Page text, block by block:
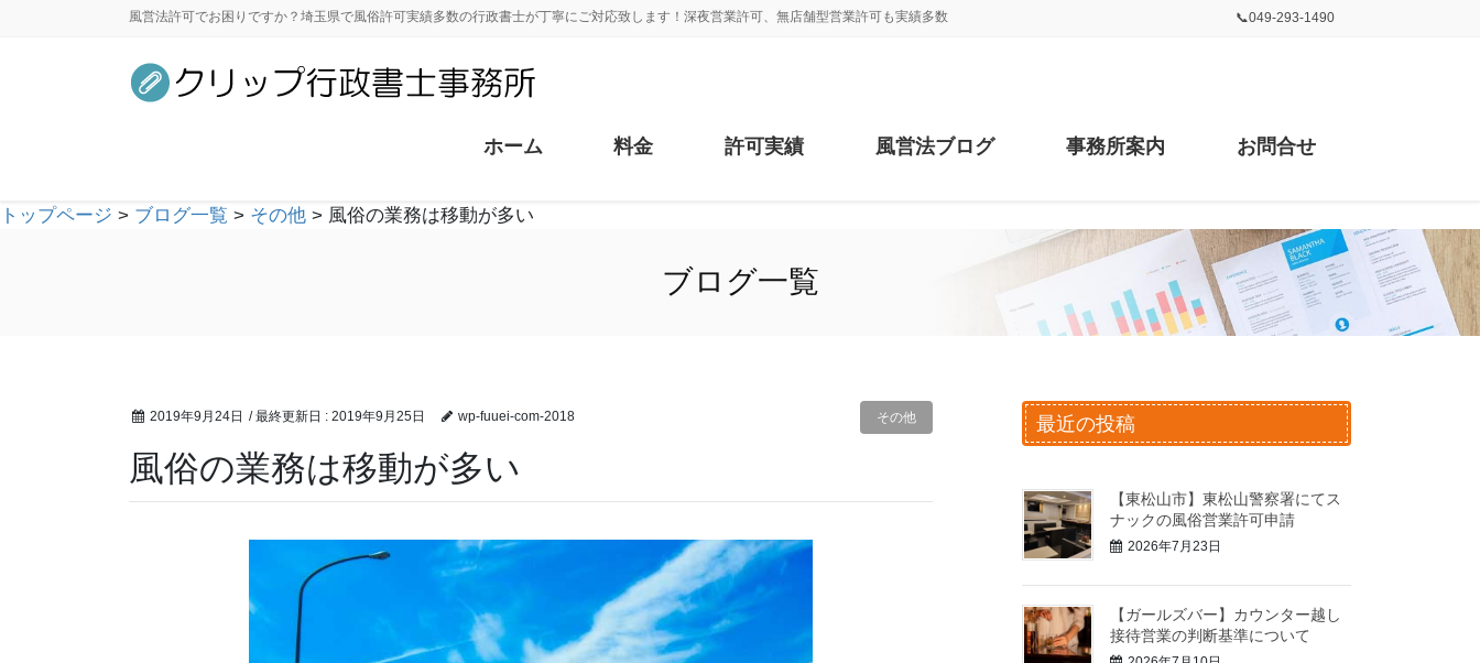
風営法許可でお困りですか？埼玉県で風俗許可実績多数の行政書士が丁寧にご対応致します！深夜営業許可、無店舗型営業許可も実績多数 📞049-293-1490
ホーム 料金 許可実績 風営法ブログ 事務所案内 お問合せ
トップページ > ブログ一覧 > その他 > 風俗の業務は移動が多い
ブログ一覧
2019年9月24日 / 最終更新日 : 2019年9月25日 wp-fuuei-com-2018 その他
風俗の業務は移動が多い
最近の投稿
【東松山市】東松山警察署にてス
ナックの風俗営業許可申請
2026年7月23日
【ガールズバー】カウンター越し
接待営業の判断基準について